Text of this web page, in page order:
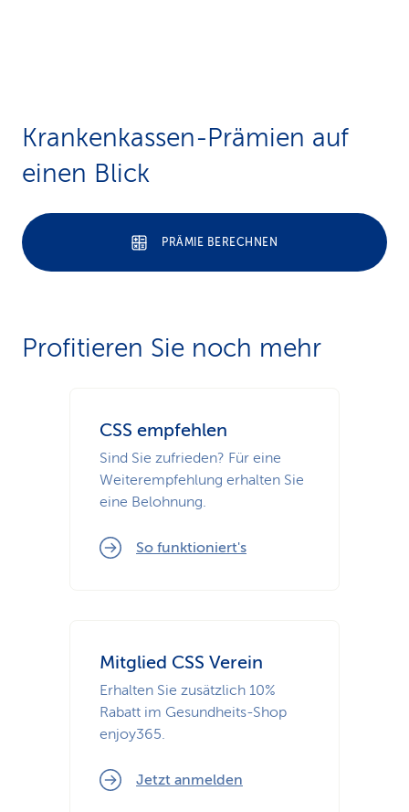
Krankenkassen-Prämien auf
einen Blick
PRÄMIE BERECHNEN
Profitieren Sie noch mehr
CSS empfehlen
Sind Sie zufrieden? Für eine
Weiterempfehlung erhalten Sie
eine Belohnung.
So funktioniert's
Mitglied CSS Verein
Erhalten Sie zusätzlich 10%
Rabatt im Gesundheits-Shop
enjoy365.
Jetzt anmelden